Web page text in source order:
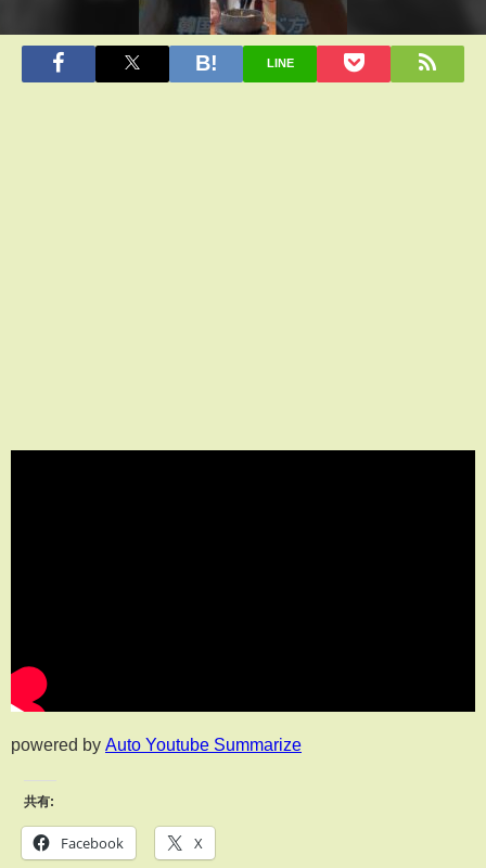
LINE
powered by Auto Youtube Summarize
共有:
Facebook X